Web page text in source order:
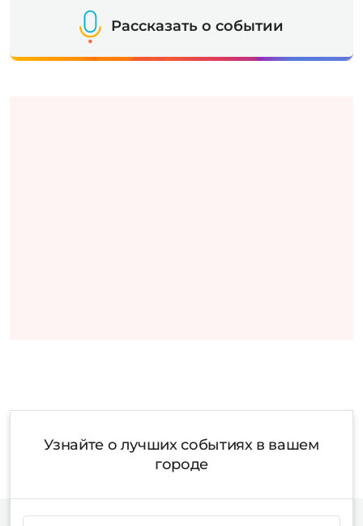
Рассказать о событии
Узнайте о лучших событиях в вашем
городе